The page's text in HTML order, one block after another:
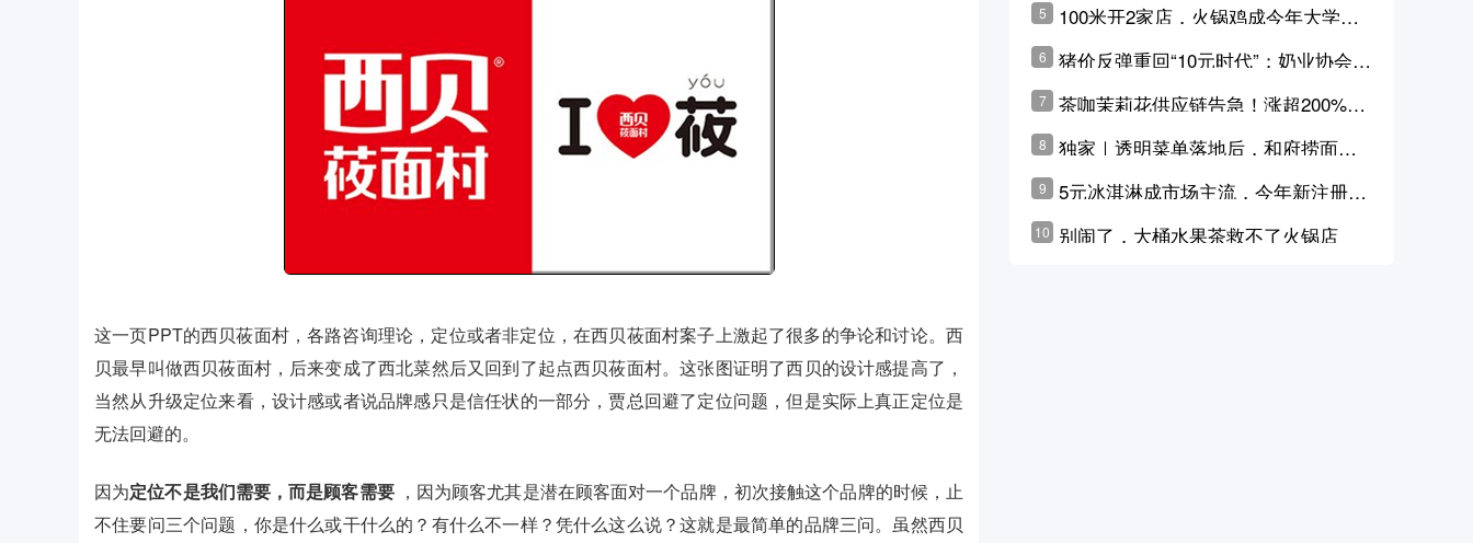
这一页PPT的西贝莜面村，各路咨询理论，定位或者非定位，在西贝莜面村案子上激起了很多的争论和讨论。西
贝最早叫做西贝莜面村，后来变成了西北菜然后又回到了起点西贝莜面村。这张图证明了西贝的设计感提高了，
当然从升级定位来看，设计感或者说品牌感只是信任状的一部分，贾总回避了定位问题，但是实际上真正定位是
无法回避的。
因为定位不是我们需要，而是顾客需要 ，因为顾客尤其是潜在顾客面对一个品牌，初次接触这个品牌的时候，止
不住要问三个问题，你是什么或干什么的？有什么不一样？凭什么这么说？这就是最简单的品牌三问。虽然西贝
5
100米开2家店，火锅鸡成今年大学城
6
猪价反弹重回“10元时代”；奶业协会称
原奶价格现回暖迹象
7
茶咖茉莉花供应链告急！涨超200%，
横州花价冲破50元一斤
8
独家｜透明菜单落地后，和府捞面李
学林公布未来10年计划
9
5元冰淇淋成市场主流，今年新注册相
10 别闹了，大桶水果茶救不了火锅店